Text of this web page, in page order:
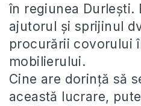
în regiunea Durlești.
ajutorul și sprijinul
procurării covorului
mobilierului.
Cine are dorință să
această lucrare,